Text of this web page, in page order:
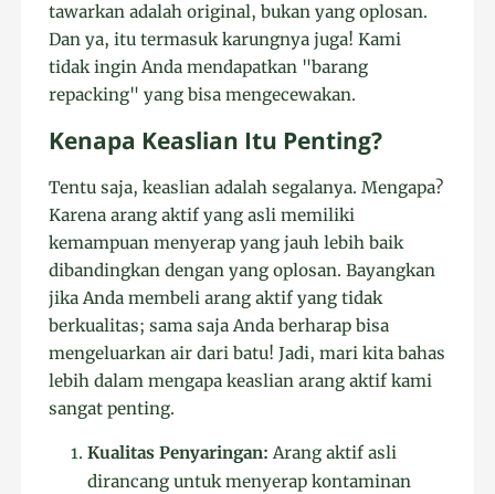
tawarkan adalah original, bukan yang oplosan.
Dan ya, itu termasuk karungnya juga! Kami
tidak ingin Anda mendapatkan "barang
repacking" yang bisa mengecewakan.
Kenapa Keaslian Itu Penting?
Tentu saja, keaslian adalah segalanya. Mengapa?
Karena arang aktif yang asli memiliki
kemampuan menyerap yang jauh lebih baik
dibandingkan dengan yang oplosan. Bayangkan
jika Anda membeli arang aktif yang tidak
berkualitas; sama saja Anda berharap bisa
mengeluarkan air dari batu! Jadi, mari kita bahas
lebih dalam mengapa keaslian arang aktif kami
sangat penting.
Kualitas Penyaringan: Arang aktif asli
dirancang untuk menyerap kontaminan